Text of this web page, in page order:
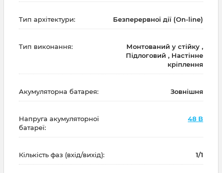
Тип архітектури: Безперервної дії (On-line)
Тип виконання:
Монтований у стійку ,
Підлоговий , Настінне
кріплення
Акумуляторна батарея: Зовнішня
Напруга акумуляторної
батареї:
48 В
Кількість фаз (вхід/вихід): 1/1